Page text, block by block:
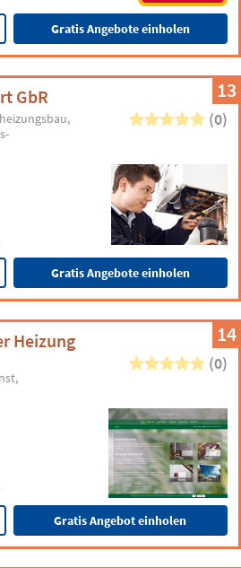
Gratis Angebote einholen
13
GbR
(0)
Gratis Angebote einholen
14
Heizung
(0)
Gratis Angebot einholen